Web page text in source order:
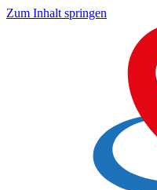
Zum Inhalt springen